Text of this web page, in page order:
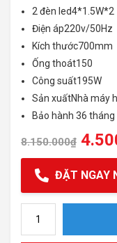
2 đèn led4*1.5W*2
Điện áp220v/50Hz
Kích thước700mm
Ống thoát150
Công suất195W
Sản xuấtNhà máy
Bảo hành 36
8.150.000₫
ĐẶT NGAY